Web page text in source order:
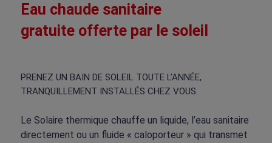
Eau chaude sanitaire
gratuite offerte par le soleil
PRENEZ UN BAIN DE SOLEIL TOUTE L’ANNÉE,
TRANQUILLEMENT INSTALLÉS CHEZ VOUS.
Le Solaire thermique chauffe un liquide, l’eau sanitaire
directement ou un fluide « caloporteur » qui transmet